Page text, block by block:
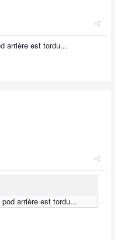
arrière est tordu...
arrière est tordu...